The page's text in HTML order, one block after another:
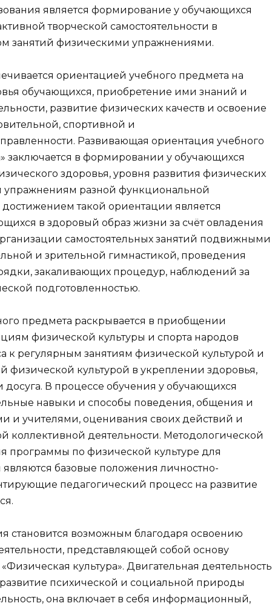
является формирование у обучающихся
творческой самостоятельности в
занятий физическими упражнениями.
ориентацией учебного предмета на
обучающихся, приобретение ими знаний и
развитие физических качеств и освоение
спортивной и
Развивающая ориентация учебного
заключается в формировании у обучающихся
здоровья, уровня развития физических
упражнениям разной функциональной
такой ориентации является
в здоровый образ жизни за счёт овладения
самостоятельных занятий подвижными
и зрительной гимнастикой, проведения
закаливающих процедур, наблюдений за
подготовленностью.
предмета раскрывается в приобщении
физической культуры и спорта народов
к регулярным занятиям физической культурой и
физической культурой в укреплении здоровья,
досуга. В процессе обучения у обучающихся
навыки и способы поведения, общения и
и учителями, оценивания своих действий и
коллективной деятельности. Методологической
программы по физической культуре для
базовые положения личностно-
педагогический процесс на развитие
становится возможным благодаря освоению
представляющей собой основу
культура». Двигательная деятельность
психической и социальной природы
она включает в себя информационный,